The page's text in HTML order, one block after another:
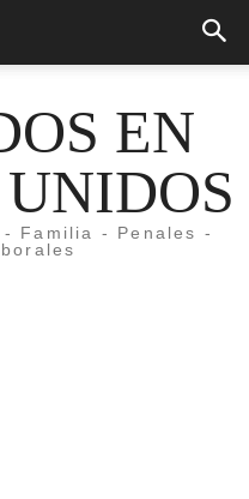
EN
Familia - Penales -